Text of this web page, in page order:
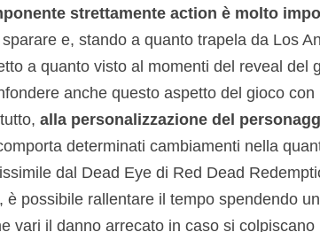
strettamente action è molto
e, stando a quanto trapela da Los
a quanto visto al momenti del reveal del
anche questo aspetto del gioco
alla personalizzazione del
determinati cambiamenti nella
dal Dead Eye di Red Dead
è possibile rallentare il tempo spendendo
vari il danno arrecato in caso si